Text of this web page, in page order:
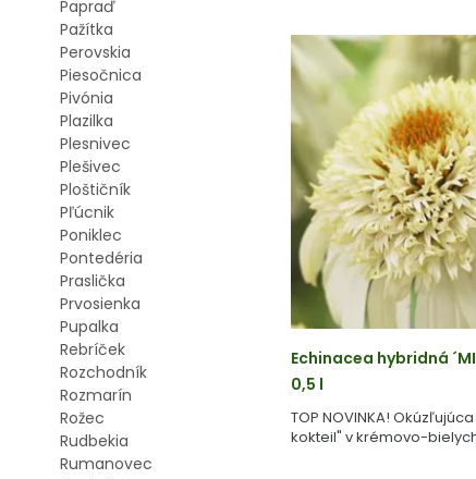
Echinacea hybridná
0,5 l
TOP NOVINKA!
kokteil" v krémovo-
Papraď
Pažítka
Perovskia
Piesočnica
Pivónia
Plazilka
Plesnivec
Plešivec
Ploštičník
Pľúcnik
Poniklec
Pontedéria
Praslička
Prvosienka
Pupalka
Rebríček
Rozchodník
Rozmarín
Rožec
Rudbekia
Rumanovec